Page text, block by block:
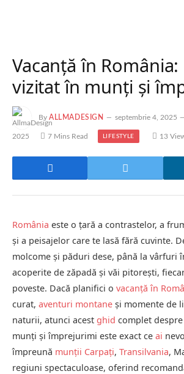
Vacanță în
vizitat în munți și
By ALLMADESIGN septembrie 4, 2025
2025 7 Mins Read LIFESTYLE 13
România este o țară a contrastelor, a
și a peisajelor care te lasă fără cuvinte.
molcome și păduri dese, până la vârfuri
acoperite de zăpadă și văi pitorești,
poveste. Dacă planifici o vacanță în
curat, aventuri montane și momente de
naturii, atunci acest ghid complet despre
munți și împrejurimi este exact ce ai
împreună munții Carpați, Transilvania,
regiuni spectaculoase, oferind